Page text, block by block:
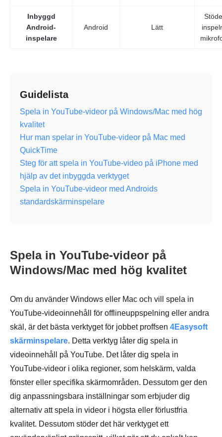
Inbyggd
Android-
inspelare
Android Lätt
Guidelista
Spela in YouTube-videor på Windows/Mac med hög
kvalitet
Hur man spelar in YouTube-videor på Mac med
QuickTime
Steg för att spela in YouTube-video på iPhone med
hjälp av det inbyggda verktyget
Spela in YouTube-videor med Androids
standardskärminspelare
Spela in YouTube-videor på
Windows/Mac med hög kvalitet
Om du använder Windows eller Mac och vill spela in
YouTube-videoinnehåll för offlineuppspelning eller andra
skäl, är det bästa verktyget för jobbet proffsen 4Easysoft
skärminspelare. Detta verktyg låter dig spela in
videoinnehåll på YouTube. Det låter dig spela in
YouTube-videor i olika regioner, som helskärm, valda
fönster eller specifika skärmområden. Dessutom ger den
dig anpassningsbara inställningar som erbjuder dig
alternativ att spela in videor i högsta eller förlustfria
kvalitet. Dessutom stöder det här verktyget ett